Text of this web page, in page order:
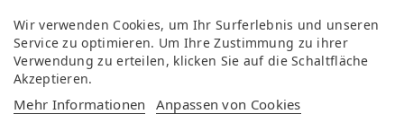
Wir verwenden Cookies, um Ihr Surferlebnis und unseren
Service zu optimieren. Um Ihre Zustimmung zu ihrer
Verwendung zu erteilen, klicken Sie auf die Schaltfläche
Akzeptieren.
Mehr Informationen Anpassen von Cookies